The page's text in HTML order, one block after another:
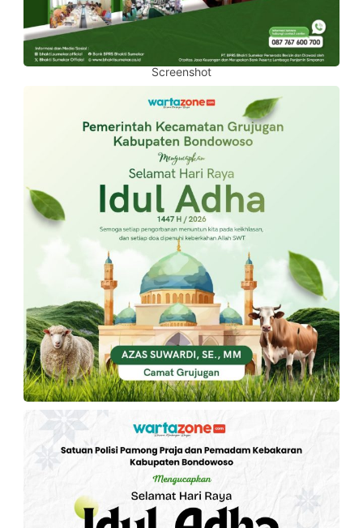
Screenshot